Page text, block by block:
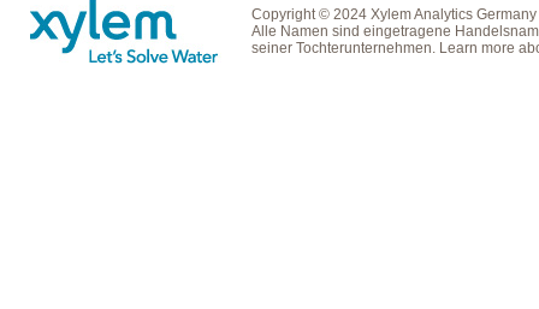
Copyright © 2024 Xylem Analytics
Alle Namen sind eingetragene
seiner Tochterunternehmen. Learn more